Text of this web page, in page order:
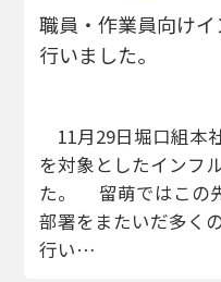
職員・作業員向け
行いました。
11月29日堀口組本
を対象としたインフ
た。 留萌ではこの
部署をまたいだ多く
行い…